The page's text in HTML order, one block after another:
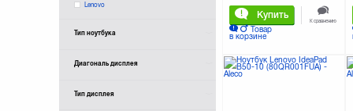
Lenovo
Тип ноутбука
Диагональ дисплея
Тип дисплея
Купить
Товар
в корзине
К сравнению